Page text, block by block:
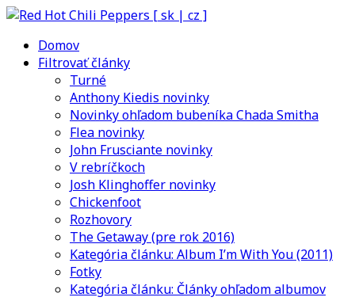
Domov
Filtrovať články
Turné
Anthony Kiedis novinky
Novinky ohľadom bubeníka Chada Smitha
Flea novinky
John Frusciante novinky
V rebríčkoch
Josh Klinghoffer novinky
Chickenfoot
Rozhovory
The Getaway (pre rok 2016)
Kategória článku: Album I’m With You (2011)
Fotky
Kategória článku: Články ohľadom albumov